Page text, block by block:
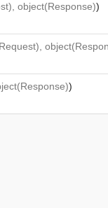
), object(Response))
Request), object(
(Response))